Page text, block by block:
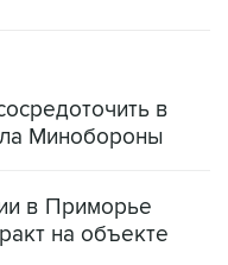
в
в Приморье